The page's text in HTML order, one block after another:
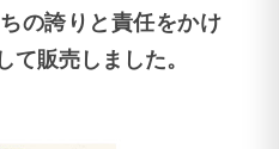
の誇りと責任をかけ
て販売しました。